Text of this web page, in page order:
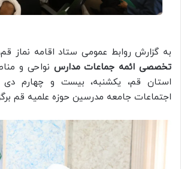
به گزارش روابط عمومی ستاد اقامه نماز
تخصصی ائمه جماعات مدارس نواحی و
استان قم، یکشنبه، بیست و چهارم
اجتماعات جامعه مدرسین حوزه علمیه قم